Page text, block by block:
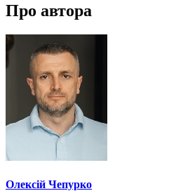
Про автора
Олексій Чепурко